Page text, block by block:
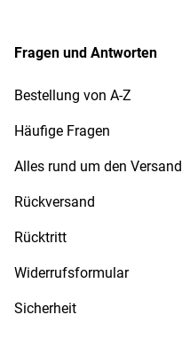
Fragen und Antworten
Bestellung von A-Z
Häufige Fragen
Alles rund um den Versand
Rückversand
Rücktritt
Widerrufsformular
Sicherheit